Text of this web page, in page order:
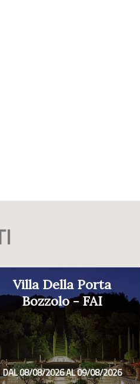
Villa Della Porta
Bozzolo - FAI
DAL 08/08/2026 AL 09/08/2026